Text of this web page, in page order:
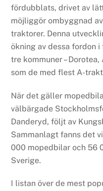
fördubblats, drivet av
möjliggör ombyggnad
traktorer. Denna
ökning av dessa fordon
tre kommuner –
som de med flest A-
När det gäller
välbärgade
Danderyd, följt av
Sammanlagt fanns det
000 mopedbilar och 56
Sverige.
I listan över de mest